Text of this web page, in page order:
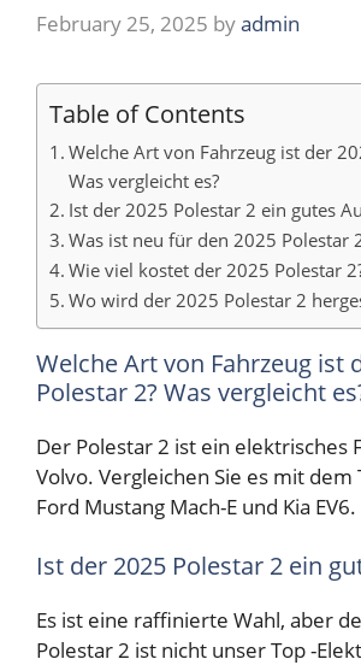
February 25, 2025 byadmin
Table of Contents
Welche Art von Fahrzeug ist der
Was vergleicht es?
Ist der 2025 Polestar 2 ein gutes
Was ist neu für den 2025 Polestar
Wie viel kostet der 2025 Polestar
Wo wird der 2025 Polestar 2
Welche Art von Fahrzeug ist
Polestar 2? Was vergleicht
Der Polestar 2 ist ein elektrisches
Volvo. Vergleichen Sie es mit dem
Ford Mustang Mach-E und Kia EV6.
Ist der 2025 Polestar 2 ein
Es ist eine raffinierte Wahl, aber
Polestar 2 ist nicht unser Top -